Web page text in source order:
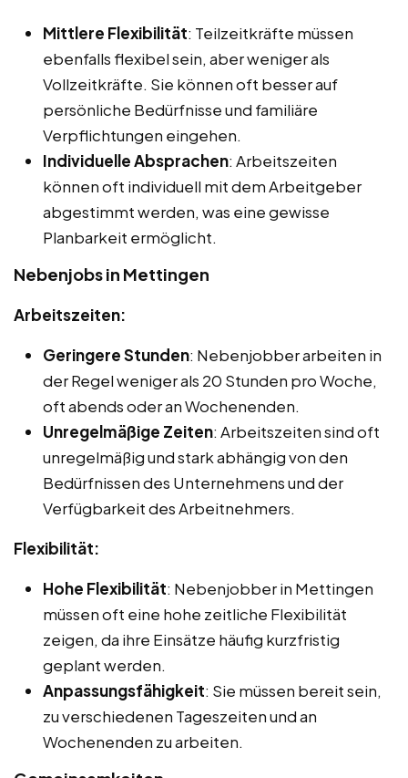
Mittlere Flexibilität: Teilzeitkräfte müssen
ebenfalls flexibel sein, aber weniger als
Vollzeitkräfte. Sie können oft besser auf
persönliche Bedürfnisse und familiäre
Verpflichtungen eingehen.
Individuelle Absprachen: Arbeitszeiten
können oft individuell mit dem Arbeitgeber
abgestimmt werden, was eine gewisse
Planbarkeit ermöglicht.
Nebenjobs in Mettingen
Arbeitszeiten:
Geringere Stunden: Nebenjobber arbeiten in
der Regel weniger als 20 Stunden pro Woche,
oft abends oder an Wochenenden.
Unregelmäßige Zeiten: Arbeitszeiten sind oft
unregelmäßig und stark abhängig von den
Bedürfnissen des Unternehmens und der
Verfügbarkeit des Arbeitnehmers.
Flexibilität:
Hohe Flexibilität: Nebenjobber in Mettingen
müssen oft eine hohe zeitliche Flexibilität
zeigen, da ihre Einsätze häufig kurzfristig
geplant werden.
Anpassungsfähigkeit: Sie müssen bereit sein,
zu verschiedenen Tageszeiten und an
Wochenenden zu arbeiten.